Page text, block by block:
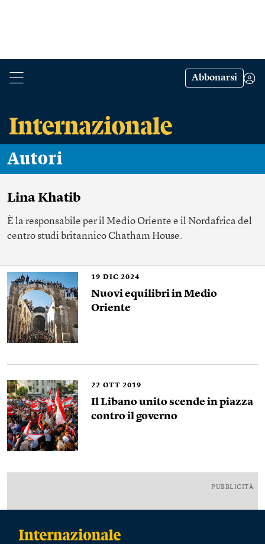
Abbonarsi
Autori
Lina Khatib
È la responsabile per il Medio Oriente e il Nordafrica del
centro studi britannico Chatham House.
19 DIC 2024
Nuovi equilibri in Medio
Oriente
22 OTT 2019
Il Libano unito scende in piazza
contro il governo
PUBBLICITÀ